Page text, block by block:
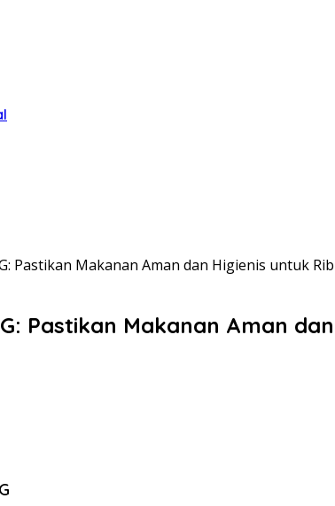
Pastikan Makanan Aman dan Higienis untuk
Pastikan Makanan Aman